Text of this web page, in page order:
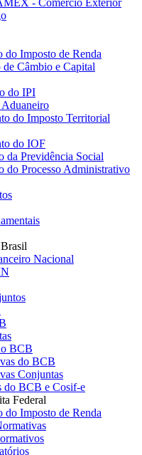
do Imposto de Renda
Câmbio e Capital
do IPI
do Imposto Territorial
do IOF
da Previdência Social
do Processo Administrativo
Nacional
BCB
do BCB
Conjuntas
do BCB e Cosif-e
Federal
do Imposto de Renda